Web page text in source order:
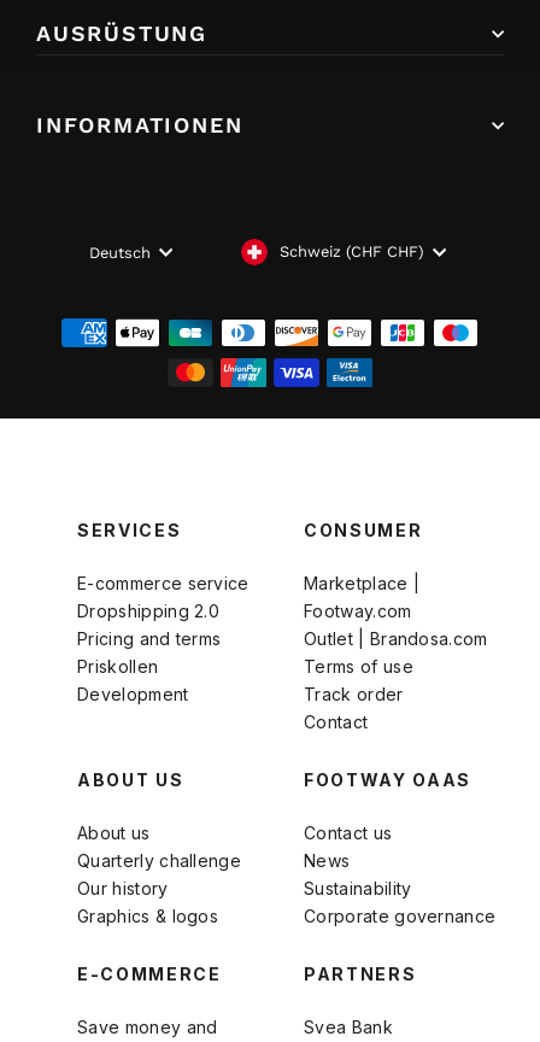
AUSRÜSTUNG
INFORMATIONEN
SPRACHE
Deutsch WÄHRUNG
Schweiz (CHF CHF)
SERVICES
E-commerce service
Dropshipping 2.0
Pricing and terms
Priskollen
Development
CONSUMER
Marketplace |
Footway.com
Outlet | Brandosa.com
Terms of use
Track order
Contact
ABOUT US
About us
Quarterly challenge
Our history
Graphics & logos
FOOTWAY OAAS
Contact us
News
Sustainability
Corporate governance
E-COMMERCE
Save money and
PARTNERS
Svea Bank